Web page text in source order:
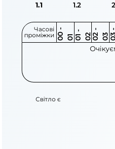
1.1 1.2
Часові
проміжки 0
0
-
0 1 0
1
-
0 2 0 2
-
0 3
Світло є